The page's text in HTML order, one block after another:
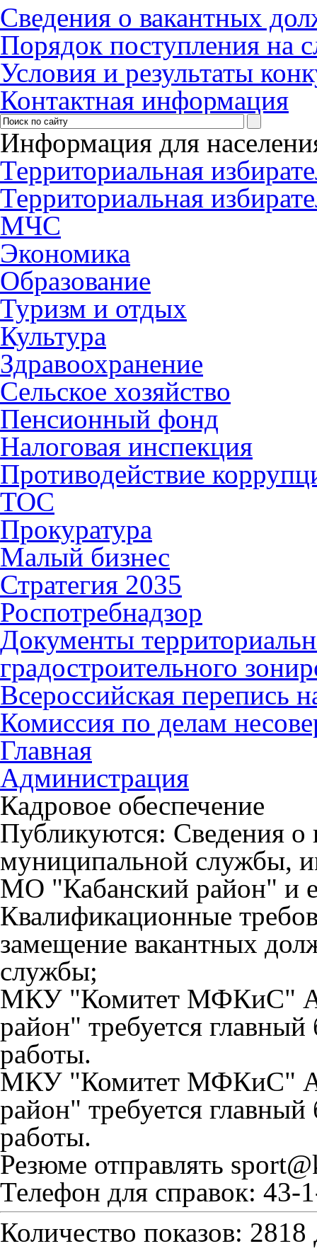
Сведения о вакантных
Порядок поступления на
Условия и результаты
Контактная информация
Информация для
Территориальная
Территориальная
МЧС
Экономика
Образование
Туризм и отдых
Культура
Здравоохранение
Сельское хозяйство
Пенсионный фонд
Налоговая инспекция
Противодействие
ТОС
Прокуратура
Малый бизнес
Стратегия 2035
Роспотребнадзор
Документы
градостроительного
Всероссийская перепись
Комиссия по делам
Главная
Администрация
Кадровое обеспечение
Публикуются: Сведения о
муниципальной службы,
МО "Кабанский район" и
Квалификационные
замещение вакантных
службы;
МКУ "Комитет МФКиС"
район" требуется главный
работы.
МКУ "Комитет МФКиС"
район" требуется главный
работы.
Резюме отправлять
Телефон для справок: 43-
Количество показов: 2818